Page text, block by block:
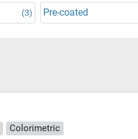
(3) Pre-coated
Colorimetric